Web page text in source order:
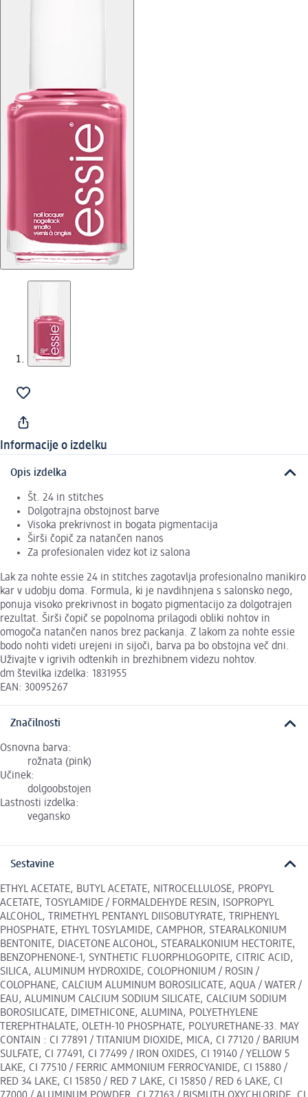
Informacije o izdelku
Opis izdelka
Št. 24 in stitches
Dolgotrajna obstojnost barve
Visoka prekrivnost in bogata pigmentacija
Širši čopič za natančen nanos
Za profesionalen videz kot iz salona
Lak za nohte essie 24 in stitches zagotavlja profesionalno manikiro
kar v udobju doma. Formula, ki je navdihnjena s salonsko nego,
ponuja visoko prekrivnost in bogato pigmentacijo za dolgotrajen
rezultat. Širši čopič se popolnoma prilagodi obliki nohtov in
omogoča natančen nanos brez packanja. Z lakom za nohte essie
bodo nohti videti urejeni in sijoči, barva pa bo obstojna več dni.
Uživajte v igrivih odtenkih in brezhibnem videzu nohtov.
dm številka izdelka: 1831955
EAN: 30095267
Značilnosti
Osnovna barva:
rožnata (pink)
Učinek:
dolgoobstojen
Lastnosti izdelka:
vegansko
Sestavine
ETHYL ACETATE, BUTYL ACETATE, NITROCELLULOSE, PROPYL
ACETATE, TOSYLAMIDE / FORMALDEHYDE RESIN, ISOPROPYL
ALCOHOL, TRIMETHYL PENTANYL DIISOBUTYRATE, TRIPHENYL
PHOSPHATE, ETHYL TOSYLAMIDE, CAMPHOR, STEARALKONIUM
BENTONITE, DIACETONE ALCOHOL, STEARALKONIUM HECTORITE,
BENZOPHENONE-1, SYNTHETIC FLUORPHLOGOPITE, CITRIC ACID,
SILICA, ALUMINUM HYDROXIDE, COLOPHONIUM / ROSIN /
COLOPHANE, CALCIUM ALUMINUM BOROSILICATE, AQUA / WATER /
EAU, ALUMINUM CALCIUM SODIUM SILICATE, CALCIUM SODIUM
BOROSILICATE, DIMETHICONE, ALUMINA, POLYETHYLENE
TEREPHTHALATE, OLETH-10 PHOSPHATE, POLYURETHANE-33. MAY
CONTAIN : CI 77891 / TITANIUM DIOXIDE, MICA, CI 77120 / BARIUM
SULFATE, CI 77491, CI 77499 / IRON OXIDES, CI 19140 / YELLOW 5
LAKE, CI 77510 / FERRIC AMMONIUM FERROCYANIDE, CI 15880 /
RED 34 LAKE, CI 15850 / RED 7 LAKE, CI 15850 / RED 6 LAKE, CI